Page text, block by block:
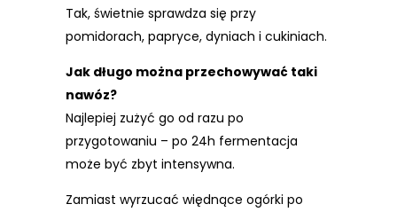
Tak, świetnie sprawdza się przy
pomidorach, papryce, dyniach i cukiniach.
Jak długo można przechowywać taki
nawóz?
Najlepiej zużyć go od razu po
przygotowaniu – po 24h fermentacja
może być zbyt intensywna.
Zamiast wyrzucać więdnące ogórki po